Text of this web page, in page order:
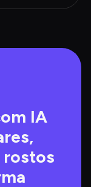
IA
rostos